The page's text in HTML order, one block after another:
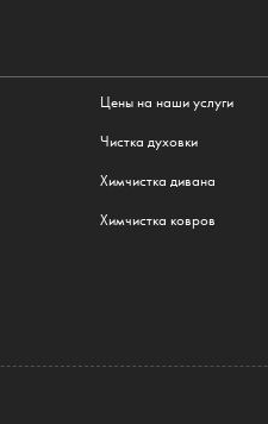
Цены на наши услуги
Чистка духовки
Химчистка дивана
Химчистка ковров